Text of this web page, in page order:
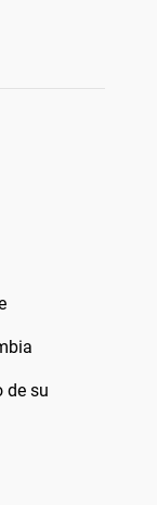
de su